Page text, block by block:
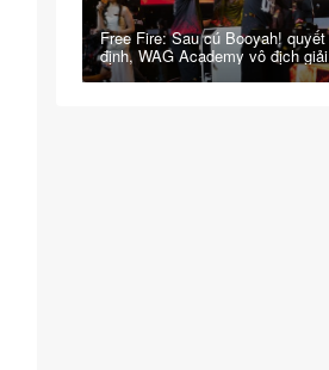
Free Fire: Sau cú Booyah! quyết
định, WAG Academy vô địch giải
Vietnam League 2025